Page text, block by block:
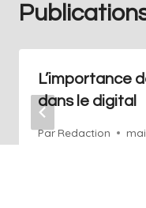
L’importance
dans le digital
Par Redaction